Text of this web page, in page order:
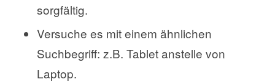
sorgfältig.
Versuche es mit einem ähnlichen
Suchbegriff: z.B. Tablet anstelle von
Laptop.